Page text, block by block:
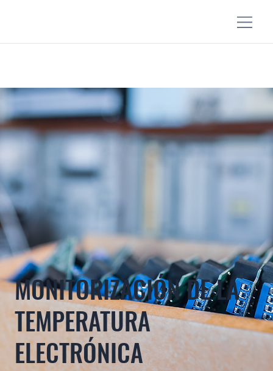
MONITORIZACIÓN DE LA
TEMPERATURA
ELECTRÓNICA